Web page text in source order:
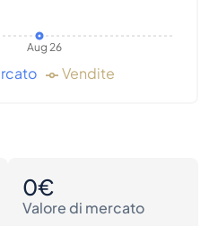
Aug 26
Vendite
0€
Valore di mercato